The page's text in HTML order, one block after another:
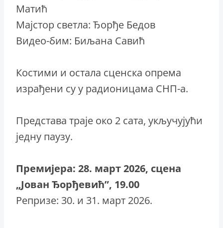
Матић
Мајстор светла: Ђорђе Бедов
Видео-бим: Биљана Савић
Костими и остала сценска опрема
израђени су у радионицамa СНП-а.
Представа траје око 2 сата, укључујући
једну паузу.
Премијерa: 28. март 2026, сцена
„Јован Ђорђевић”, 19.00
Репризе: 30. и 31. март 2026.